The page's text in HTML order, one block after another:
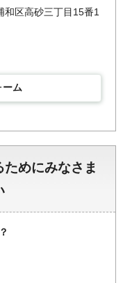
和区高砂三丁目15番1
ーム
めにみなさま